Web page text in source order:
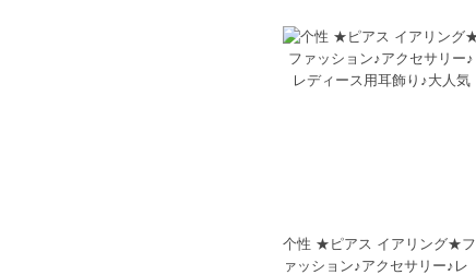
个性 ★ピアス イアリング★フ
ァッション♪アクセサリー♪レ